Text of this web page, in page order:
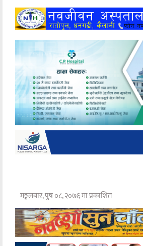
खेलकुद
मनोरञ्जन
अन्य
मङ्गलबार, पुष ०८, २०७६ मा प्रकाशित